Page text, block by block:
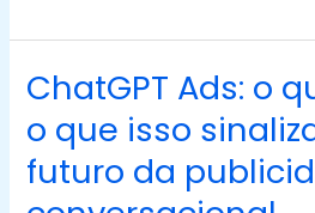
ChatGPT Ads: o
o que isso
futuro da
ChatGPT
Ads:
o
que
mudou